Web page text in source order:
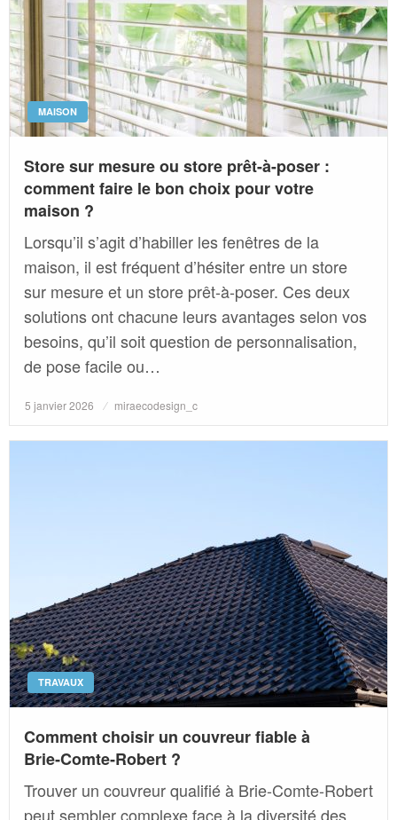
MAISON
Store sur mesure ou store prêt-à-poser :
comment faire le bon choix pour votre
maison ?
Lorsqu’il s’agit d’habiller les fenêtres de la
maison, il est fréquent d’hésiter entre un store
sur mesure et un store prêt-à-poser. Ces deux
solutions ont chacune leurs avantages selon vos
besoins, qu’il soit question de personnalisation,
de pose facile ou…
Posted
on
5 janvier 2026 miraecodesign_c
TRAVAUX
Comment choisir un couvreur fiable à
Brie‑Comte‑Robert ?
Trouver un couvreur qualifié à Brie‑Comte‑Robert
peut sembler complexe face à la diversité des